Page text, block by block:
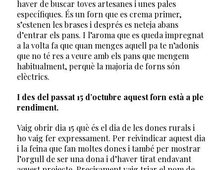
haver de buscar toves artesanes i unes pales
específiques. És un forn que es crema primer,
s’estenen les brases i després es neteja abans
d’entrar els pans. I l’aroma que es queda impregnat
a la volta fa que quan menges aquell pa te n’adonis
que no té res a veure amb els pans que mengem
habitualment, perquè la majoria de forns són
elèctrics.
I des del passat 15 d’octubre aquest forn està a ple
rendiment.
Vaig obrir dia 15 què és el dia de les dones rurals i
ho vaig fer expressament. Per reivindicar aquest dia
i la feina que fan moltes dones i també per mostrar
l’orgull de ser una dona i d’haver tirat endavant